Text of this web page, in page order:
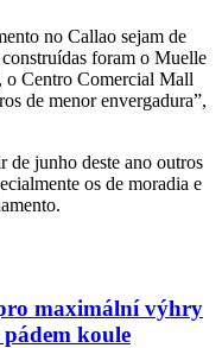
no Callao sejam de
foram o Muelle
o Centro Comercial Mall
de menor envergadura”,
de junho deste ano outros
os de moradia e
maximální výhry
koule